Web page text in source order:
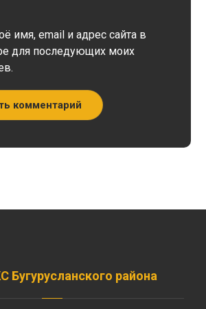
имя, email и адрес сайта в
для последующих моих
комментарий
Бугурусланского района